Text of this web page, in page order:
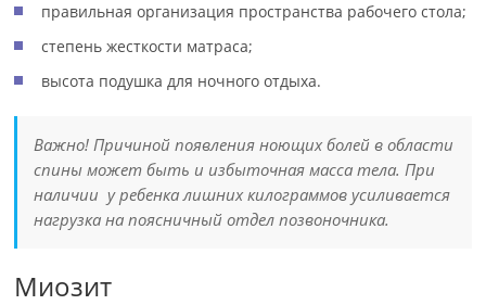
правильная организация пространства рабочего стола;
степень жесткости матраса;
высота подушка для ночного отдыха.
Важно! Причиной появления ноющих болей в области
спины может быть и избыточная масса тела. При
наличии у ребенка лишних килограммов усиливается
нагрузка на поясничный отдел позвоночника.
Миозит